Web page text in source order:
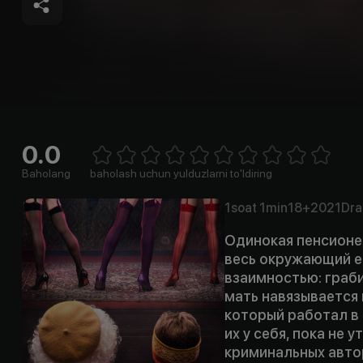
0.0
Baholang 1 Star2 Stars3 Stars4 Stars5 Stars6 Stars7 Stars8 Stars
baholash uchun yulduzlarni to'ldiring
1soat 1min18+2021
Одинокая
весь окружающий
взаимностью:
мать
который работал в
их у себя, пока не
криминальных